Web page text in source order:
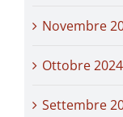
Novembre
Ottobre
Settembre